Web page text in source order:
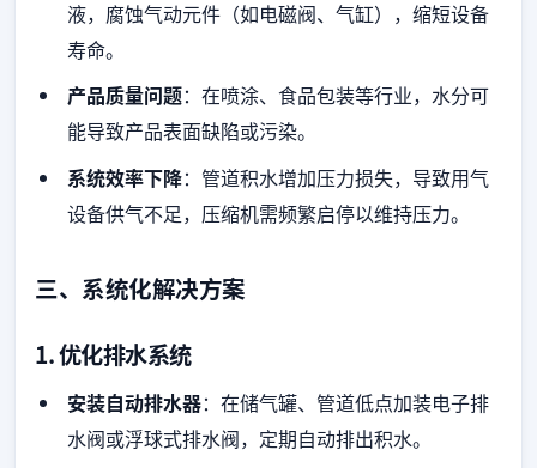
液，腐蚀气动元件（如电磁阀、气缸），缩短设备
寿命。
产品质量问题：在喷涂、食品包装等行业，水分可
能导致产品表面缺陷或污染。
系统效率下降：管道积水增加压力损失，导致用气
设备供气不足，压缩机需频繁启停以维持压力。
三、系统化解决方案
1. 优化排水系统
安装自动排水器：在储气罐、管道低点加装电子排
水阀或浮球式排水阀，定期自动排出积水。